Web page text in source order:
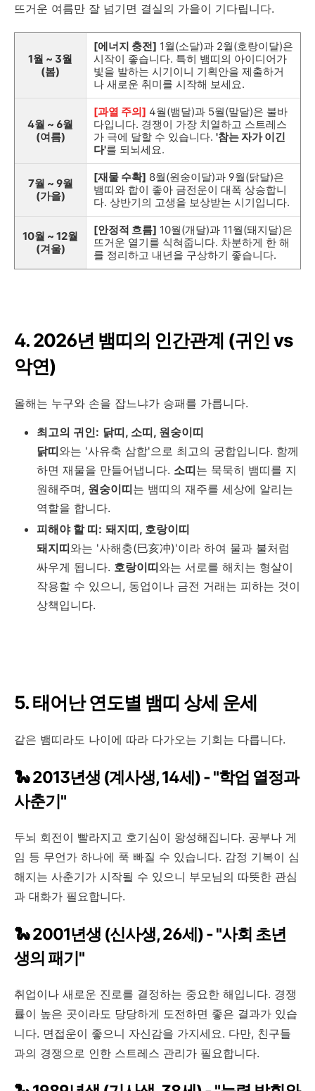
뜨거운 여름만 잘 넘기면 결실의 가을이 기다립니다.
1월 ~ 3월
(봄)
[에너지 충전] 1월(소달)과 2월(호랑이달)은
시작이 좋습니다. 특히 뱀띠의 아이디어가
빛을 발하는 시기이니 기획안을 제출하거
나 새로운 취미를 시작해 보세요.
4월 ~ 6월
(여름)
[과열 주의] 4월(뱀달)과 5월(말달)은 불바
다입니다. 경쟁이 가장 치열하고 스트레스
가 극에 달할 수 있습니다. '참는 자가 이긴
다'를 되뇌세요.
7월 ~ 9월
(가을)
[재물 수확] 8월(원숭이달)과 9월(닭달)은
뱀띠와 합이 좋아 금전운이 대폭 상승합니
다. 상반기의 고생을 보상받는 시기입니다.
10월 ~ 12월
(겨울)
[안정적 흐름] 10월(개달)과 11월(돼지달)은
뜨거운 열기를 식혀줍니다. 차분하게 한 해
를 정리하고 내년을 구상하기 좋습니다.
4. 2026년 뱀띠의 인간관계 (귀인 vs
악연)
올해는 누구와 손을 잡느냐가 승패를 가릅니다.
최고의 귀인: 닭띠, 소띠, 원숭이띠
닭띠와는 '사유축 삼합'으로 최고의 궁합입니다. 함께
하면 재물을 만들어냅니다. 소띠는 묵묵히 뱀띠를 지
원해주며, 원숭이띠는 뱀띠의 재주를 세상에 알리는
역할을 합니다.
피해야 할 띠: 돼지띠, 호랑이띠
돼지띠와는 '사해충(巳亥冲)'이라 하여 물과 불처럼
싸우게 됩니다. 호랑이띠와는 서로를 해치는 형살이
작용할 수 있으니, 동업이나 금전 거래는 피하는 것이
상책입니다.
5. 태어난 연도별 뱀띠 상세 운세
같은 뱀띠라도 나이에 따라 다가오는 기회는 다릅니다.
🐍 2013년생 (계사생, 14세) - "학업 열정과
사춘기"
두뇌 회전이 빨라지고 호기심이 왕성해집니다. 공부나 게
임 등 무언가 하나에 푹 빠질 수 있습니다. 감정 기복이 심
해지는 사춘기가 시작될 수 있으니 부모님의 따뜻한 관심
과 대화가 필요합니다.
🐍 2001년생 (신사생, 26세) - "사회 초년
생의 패기"
취업이나 새로운 진로를 결정하는 중요한 해입니다. 경쟁
률이 높은 곳이라도 당당하게 도전하면 좋은 결과가 있습
니다. 면접운이 좋으니 자신감을 가지세요. 다만, 친구들
과의 경쟁으로 인한 스트레스 관리가 필요합니다.